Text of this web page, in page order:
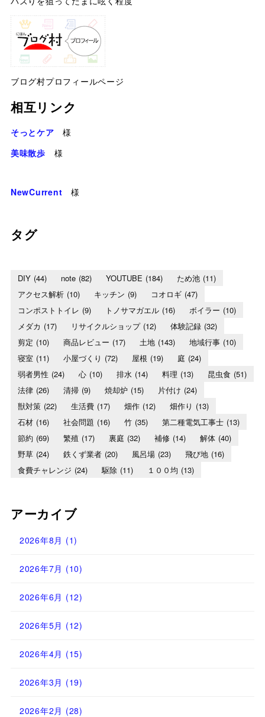
ブログ村プロフィールページ
相互リンク
そっとケア 様
美味散歩 様
NewCurrent 様
タグ
DIY (44) note (82) YOUTUBE (184) ため池 (11)
アクセス解析 (10) キッチン (9) コオロギ (47)
コンポストトイレ (9) トノサマガエル (16) ボイラー (10)
メダカ (17) リサイクルショップ (12) 体験記録 (32)
剪定 (10) 商品レビュー (17) 土地 (143) 地域行事 (10)
寝室 (11) 小屋づくり (72) 屋根 (19) 庭 (24)
弱者男性 (24) 心 (10) 排水 (14) 料理 (13) 昆虫食 (51)
法律 (26) 清掃 (9) 焼却炉 (15) 片付け (24)
獣対策 (22) 生活費 (17) 畑作 (12) 畑作り (13)
石材 (16) 社会問題 (16) 竹 (35) 第二種電気工事士 (13)
節約 (69) 繁殖 (17) 裏庭 (32) 補修 (14) 解体 (40)
野草 (24) 鉄くず業者 (20) 風呂場 (23) 飛び地 (16)
食費チャレンジ (24) 駆除 (11) １００均 (13)
アーカイブ
2026年8月 (1)
2026年7月 (10)
2026年6月 (12)
2026年5月 (12)
2026年4月 (15)
2026年3月 (19)
2026年2月 (28)